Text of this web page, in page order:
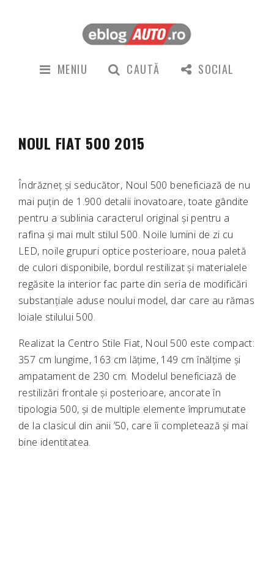
MENIU CAUTĂ SOCIAL
NOUL FIAT 500 2015
Îndrăzneț și seducător, Noul 500 beneficiază de nu
mai puțin de 1.900 detalii inovatoare, toate gândite
pentru a sublinia caracterul original și pentru a
rafina și mai mult stilul 500. Noile lumini de zi cu
LED, noile grupuri optice posterioare, noua paletă
de culori disponibile, bordul restilizat și materialele
regăsite la interior fac parte din seria de modificări
substanțiale aduse noului model, dar care au rămas
loiale stilului 500.
Realizat la Centro Stile Fiat, Noul 500 este compact:
357 cm lungime, 163 cm lățime, 149 cm înălțime și
ampatament de 230 cm. Modelul beneficiază de
restilizări frontale și posterioare, ancorate în
tipologia 500, și de multiple elemente împrumutate
de la clasicul din anii ’50, care îi completează și mai
bine identitatea.